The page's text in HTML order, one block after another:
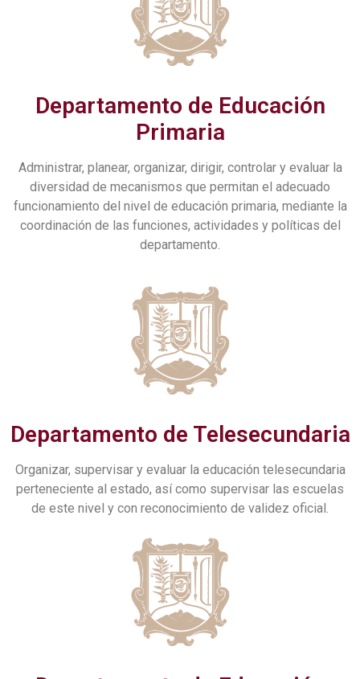
Departamento de Educación
Primaria
Administrar, planear, organizar, dirigir, controlar y evaluar la
diversidad de mecanismos que permitan el adecuado
funcionamiento del nivel de educación primaria, mediante la
coordinación de las funciones, actividades y políticas del
departamento.
Departamento de Telesecundaria
Organizar, supervisar y evaluar la educación telesecundaria
perteneciente al estado, así como supervisar las escuelas
de este nivel y con reconocimiento de validez oficial.